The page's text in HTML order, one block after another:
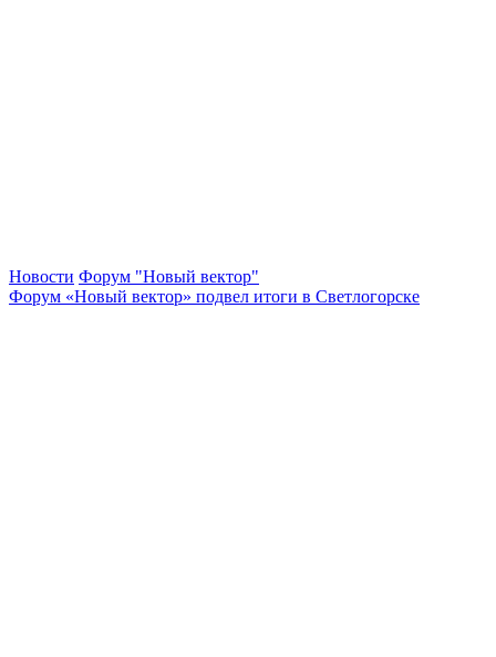
Новости Форум "Новый вектор"
Форум «Новый вектор» подвел итоги в Светлогорске